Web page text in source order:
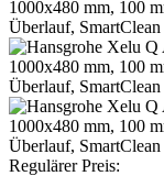
Regulärer Preis: